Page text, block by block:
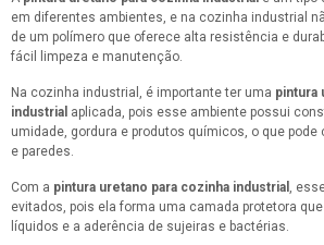
em diferentes ambientes, e na cozinha industrial
de um polímero que oferece alta resistência e
fácil limpeza e manutenção.
Na cozinha industrial, é importante ter uma pintura
industrial aplicada, pois esse ambiente possui
umidade, gordura e produtos químicos, o que
e paredes.
Com a pintura uretano para cozinha industrial ,
evitados, pois ela forma uma camada protetora
líquidos e a aderência de sujeiras e bactérias.